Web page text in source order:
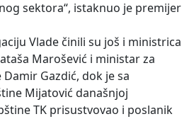
sektora“, istaknuo je premijer
Vlade činili su još i ministrica
Marošević i ministar za
Gazdić, dok je sa
Mijatović današnjoj
TK prisustvovao i poslanik